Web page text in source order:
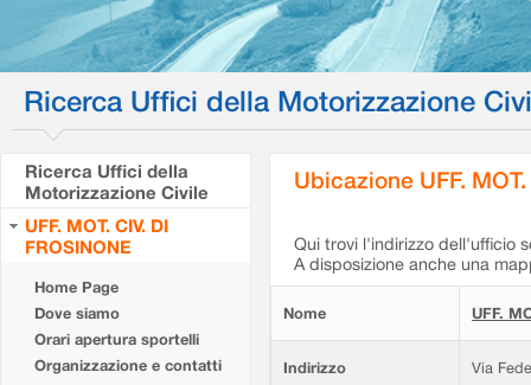
Ricerca Uffici della Motorizzazione
Ricerca Uffici della
Motorizzazione Civile
UFF. MOT. CIV. DI
FROSINONE
Home Page
Dove siamo
Orari apertura sportelli
Organizzazione e contatti
Ubicazione UFF.
Qui trovi l'indirizzo dell'ufficio
A disposizione anche una
Nome UFF.
Indirizzo Via